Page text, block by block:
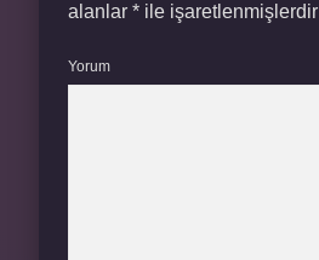
alanlar * ile işaretlenmişlerdir
Yorum